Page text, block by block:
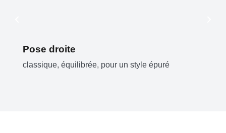
Pose droite
classique, équilibrée, pour un style épuré